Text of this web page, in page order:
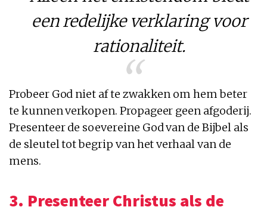
een redelijke verklaring voor
rationaliteit.
Probeer God niet af te zwakken om hem beter
te kunnen verkopen. Propageer geen afgoderij.
Presenteer de soevereine God van de Bijbel als
de sleutel tot begrip van het verhaal van de
mens.
3. Presenteer Christus als de